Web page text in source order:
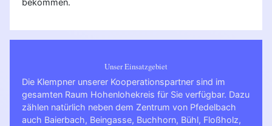
bekommen.
Unser Einsatzgebiet
Die Klempner unserer Kooperationspartner sind im
gesamten Raum Hohenlohekreis für Sie verfügbar. Dazu
zählen natürlich neben dem Zentrum von Pfedelbach
auch Baierbach, Beingasse, Buchhorn, Bühl, Floßholz,